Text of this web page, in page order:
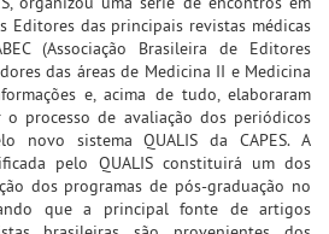
Editores das principais revistas médicas
(Associação Brasileira de Editores
das áreas de Medicina II e Medicina
e, acima de tudo, elaboraram
processo de avaliação dos periódicos
novo sistema QUALIS da CAPES. A
pelo QUALIS constituirá um dos
dos programas de pós-graduação no
que a principal fonte de artigos